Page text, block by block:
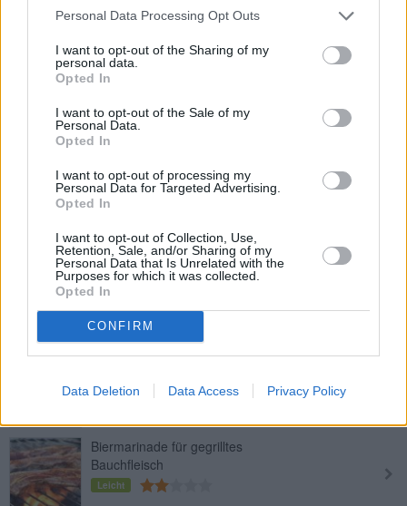
Personal Data Processing Opt Outs
I want to opt-out of the Sharing of my
personal data.
Opted In
I want to opt-out of the Sale of my
Personal Data.
Opted In
I want to opt-out of processing my
Personal Data for Targeted Advertising.
Opted In
I want to opt-out of Collection, Use,
Retention, Sale, and/or Sharing of my
Personal Data that Is Unrelated with the
Purposes for which it was collected.
Opted In
CONFIRM
Data Deletion Data Access Privacy Policy
Leicht
Grillmarinade
Leicht
Paradeiser-Marinade
Grillmarinade für Fleisch
Leicht
Biermarinade für gegrilltes
Bauchfleisch
Leicht